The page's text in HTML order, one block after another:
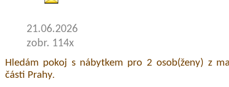
21.06.2026
zobr. 114x
Hledám pokoj s nábytkem pro 2 osob(ženy) z
části Prahy.